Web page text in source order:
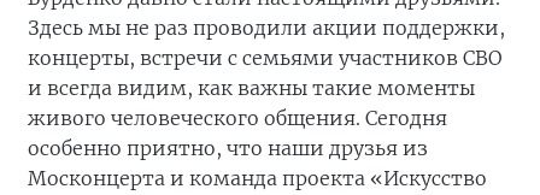
Здесь мы не раз проводили акции поддержки,
концерты, встречи с семьями участников СВО
и всегда видим, как важны такие моменты
живого человеческого общения. Сегодня
особенно приятно, что наши друзья из
Москонцерта и команда проекта «Искусство